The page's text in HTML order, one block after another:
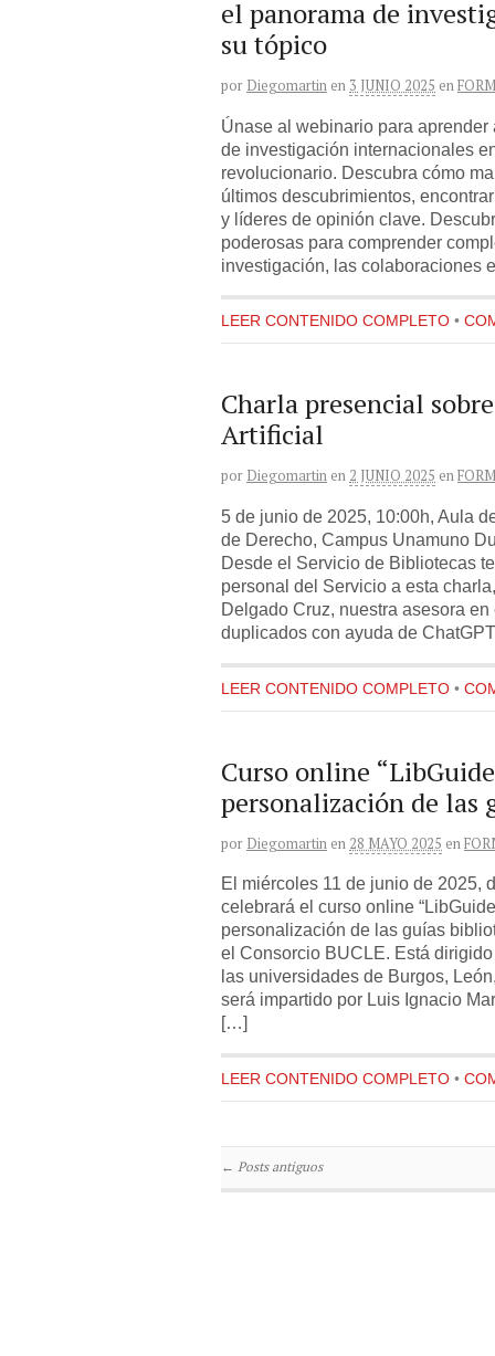
el panorama de
su tópico
por Diegomartin en 3 JUNIO 2025 en
Únase al webinario para
de investigación internacionales
revolucionario. Descubra cómo
últimos descubrimientos,
y líderes de opinión clave.
poderosas para comprender
investigación, las colaboraciones
LEER CONTENIDO COMPLETO •
Charla presencial
Artificial
por Diegomartin en 2 JUNIO 2025 en
5 de junio de 2025, 10:00h, Aula
de Derecho, Campus Unamuno
Desde el Servicio de Bibliotecas
personal del Servicio a esta
Delgado Cruz, nuestra asesora
duplicados con ayuda de
LEER CONTENIDO COMPLETO •
Curso online
personalización de las
por Diegomartin en 28 MAYO 2025 en
El miércoles 11 de junio de 2025,
celebrará el curso online
personalización de las guías
el Consorcio BUCLE. Está
las universidades de Burgos,
será impartido por Luis Ignacio
[…]
LEER CONTENIDO COMPLETO •
← Posts antiguos